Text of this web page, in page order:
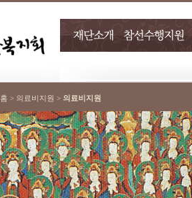
홈 > 의료비지원 > 의료비지원